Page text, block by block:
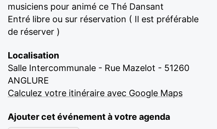
musiciens pour animé ce Thé Dansant
Entré libre ou sur réservation ( Il est préférable
de réserver )
Localisation
Salle Intercommunale - Rue Mazelot - 51260
ANGLURE
Calculez votre itinéraire avec Google Maps
Ajouter cet événement à votre agenda